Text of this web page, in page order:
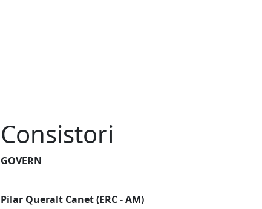
Consistori
GOVERN
Pilar Queralt Canet (ERC - AM)